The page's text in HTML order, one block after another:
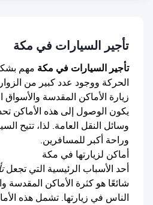
تأجير السيارات في مكة
تأجير السيارات في مكة مهم
الحركة ووجود عدد كبير من
زيارة الأماكن المقدسة والأسواق
يكون الوصول إلى هذه الأماكن
وسائل النقل العامة. لذا، تتيح
وراحة أكبر للمسافرين.
أماكن لزيارتها في مكة
أحد الأسباب الرئيسية التي تجعل
شائعًا هو كثرة الأماكن المقدسة
الناس في زيارتها. تشمل هذه